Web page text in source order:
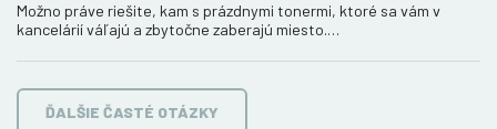
Možno práve riešite, kam s prázdnymi tonermi, ktoré sa vám v
kancelárií váľajú a zbytočne zaberajú miesto.…
ĎALŠIE ČASTÉ OTÁZKY